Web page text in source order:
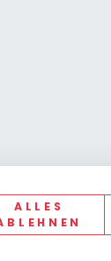
ALLES